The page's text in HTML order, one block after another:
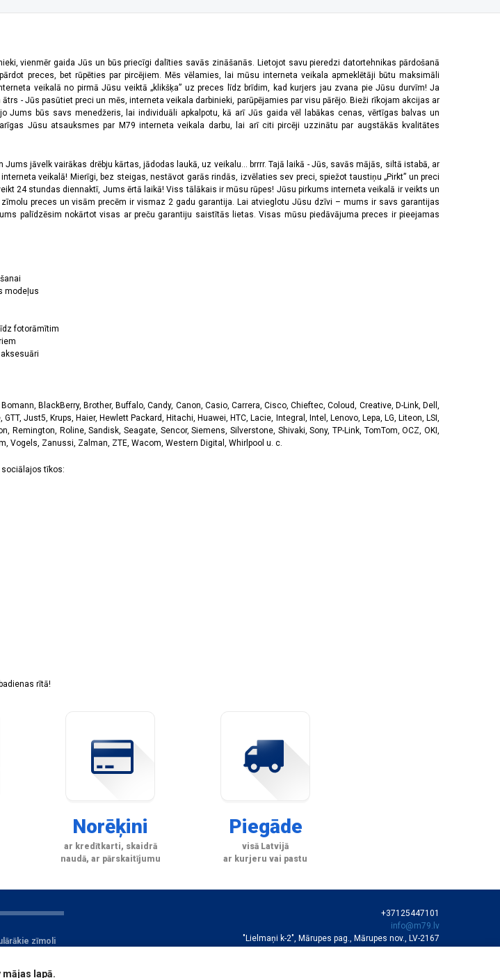
vienmēr gaida Jūs un būs priecīgi dalīties savās zināšanās. Lietojot savu pieredzi datortehnikas pārdošanā
preces, bet rūpēties par pircējiem. Mēs vēlamies, lai mūsu interneta veikala apmeklētāji būtu maksimāli
veikalā no pirmā Jūsu veiktā „klikšķa” uz preces līdz brīdim, kad kurjers jau zvana pie Jūsu durvīm! Ja
- Jūs pasūtiet preci un mēs, interneta veikala darbinieki, parūpējamies par visu pārējo. Bieži rīkojam akcijas ar
Jums būs savs menedžeris, lai individuāli apkalpotu, kā arī Jūs gaida vēl labākas cenas, vērtīgas balvas un
Jūsu atsauksmes par M79 interneta veikala darbu, lai arī citi pircēji uzzinātu par augstākās kvalitātes
jāvelk vairākas drēbju kārtas, jādodas laukā, uz veikalu... brrrr. Tajā laikā - Jūs, savās mājās, siltā istabā, ar
veikalā! Mierīgi, bez steigas, nestāvot garās rindās, izvēlaties sev preci, spiežot taustiņu „Pirkt” un preci
24 stundas diennaktī, Jums ērtā laikā! Viss tālākais ir mūsu rūpes! Jūsu pirkums interneta veikalā ir veikts un
preces un visām precēm ir vismaz 2 gadu garantija. Lai atvieglotu Jūsu dzīvi – mums ir savs garantijas
palīdzēsim nokārtot visas ar preču garantiju saistītās lietas. Visas mūsu piedāvājuma preces ir pieejamas
modeļus
fotorāmītim
BlackBerry, Brother, Buffalo, Candy, Canon, Casio, Carrera, Cisco, Chieftec, Coloud, Creative, D-Link, Dell,
Just5, Krups, Haier, Hewlett Packard, Hitachi, Huawei, HTC, Lacie, Integral, Intel, Lenovo, Lepa, LG, Liteon, LSI,
Roline, Sandisk, Seagate, Sencor, Siemens, Silverstone, Shivaki, Sony, TP-Link, TomTom, OCZ, OKI,
Vogels, Zanussi, Zalman, ZTE, Wacom, Western Digital, Whirlpool u. c.
sociālajos tīkos:
rītā!
Norēķini
ar kredītkarti, skaidrā
naudā, ar pārskaitījumu
Piegāde
visā Latvijā
ar kurjeru vai pastu
zīmoli
+37125447101
info@m79.lv
"Lielmaņi k-2", Mārupes pag., Mārupes nov., LV-2167
lapā.